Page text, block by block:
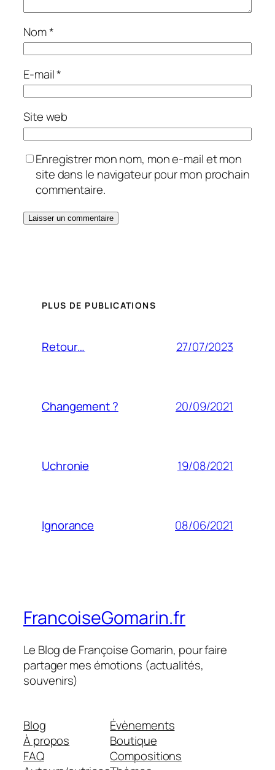
Nom*
E-mail*
Site web
Enregistrer mon nom, mon e-mail et mon
site dans le navigateur pour mon prochain
commentaire.
PLUS DE PUBLICATIONS
Retour… 27/07/2023
Changement ? 20/09/2021
Uchronie 19/08/2021
Ignorance 08/06/2021
FrancoiseGomarin.fr
Le Blog de Françoise Gomarin, pour faire
partager mes émotions (actualités,
souvenirs)
Blog
À propos
FAQ
Évènements
Boutique
Compositions